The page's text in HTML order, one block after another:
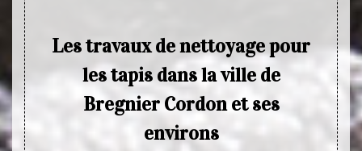
Les travaux de nettoyage pour
les tapis dans la ville de
Bregnier Cordon et ses
environs
Si
qui